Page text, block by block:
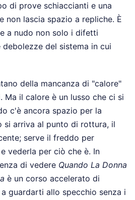
di prove schiaccianti e una
non lascia spazio a repliche. È
a nudo non solo i difetti
del sistema in cui
della mancanza di "calore"
Ma il calore è un lusso che ci si
c'è ancora spazio per la
si arriva al punto di rottura, il
serve il freddo per
vederla per ciò che è. In
di vedere Quando La Donna
è un corso accelerato di
guardarti allo specchio senza i